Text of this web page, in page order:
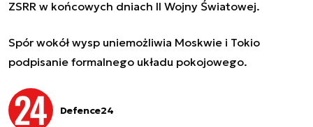
ZSRR w końcowych dniach II Wojny Światowej.
Spór wokół wysp uniemożliwia Moskwie i Tokio
podpisanie formalnego układu pokojowego.
Defence24